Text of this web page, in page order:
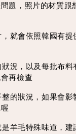
題，照片的材質跟
就會依照韓國有提
況，以及每批布料
再檢查
的狀況，如果會影
羊毛特殊味道，建